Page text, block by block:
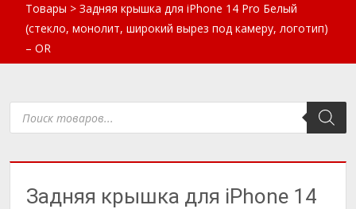
Товары > Задняя крышка для iPhone 14 Pro Белый
(стекло, монолит, широкий вырез под камеру, логотип)
– OR
Поиск
товаров
Задняя крышка для iPhone 14